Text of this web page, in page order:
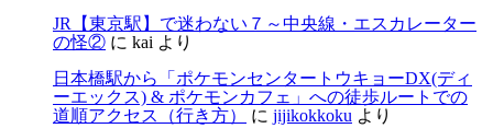
JR【東京駅】で迷わない７～中央線・エスカレーター
の怪② に kai より
日本橋駅から「ポケモンセンタートウキョーDX(ディ
ーエックス) & ポケモンカフェ」への徒歩ルートでの
道順アクセス（行き方）
に jijikokkoku より